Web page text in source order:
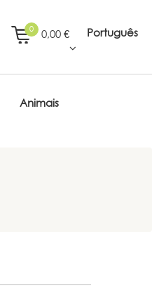
0,00 €
0 Português
Animais